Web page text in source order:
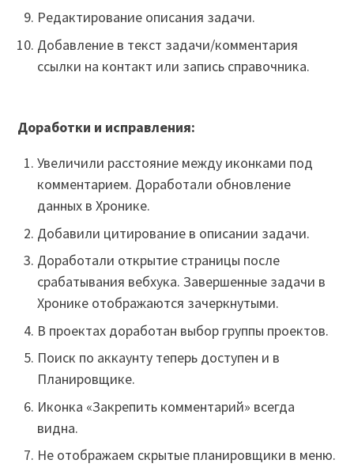
Редактирование описания задачи.
Добавление в текст задачи/комментария
ссылки на контакт или запись справочника.
Доработки и исправления:
Увеличили расстояние между иконками под
комментарием. Доработали обновление
данных в Хронике.
Добавили цитирование в описании задачи.
Доработали открытие страницы после
срабатывания вебхука. Завершенные задачи в
Хронике отображаются зачеркнутыми.
В проектах доработан выбор группы проектов.
Поиск по аккаунту теперь доступен и в
Планировщике.
Иконка «Закрепить комментарий» всегда
видна.
Не отображаем скрытые планировщики в меню.